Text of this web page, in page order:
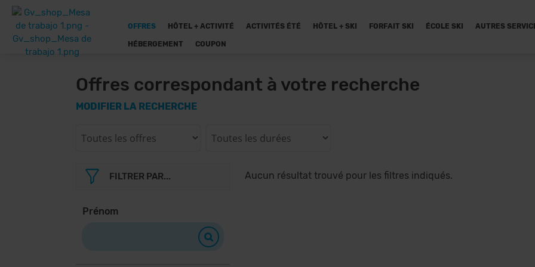
OFFRES HÔTEL + ACTIVITÉ ACTIVITÉS ÉTÉ HÔTEL + SKI FORFAIT SKI ÉCOLE SKI AUTRES
HÉBERGEMENT COUPON
Offres correspondant à votre recherche
MODIFIER LA RECHERCHE
FILTRER PAR...
Prénom
Aucun résultat trouvé pour les filtres indiqués.